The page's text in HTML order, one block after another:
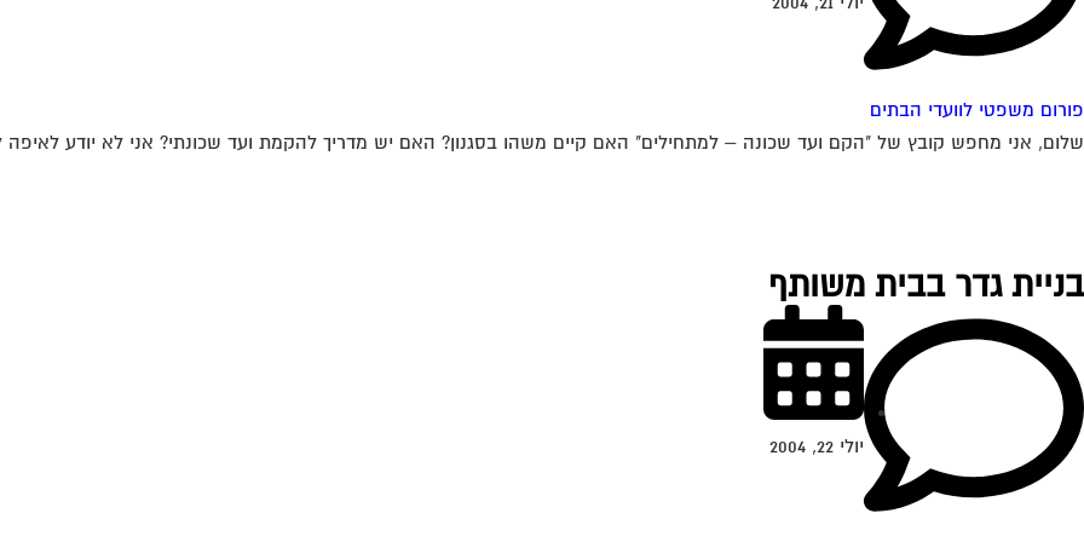
פורום משפטי לוועדי הבתים
שלום, אני מחפש קובץ של "הקם ועד שכונה – למתחילים" האם קיים משהו בסגנון? האם יש מדריך להקמת ועד שכונתי? אני לא יודע לאיפה
בניית גדר בבית משותף
יולי 22, 2004